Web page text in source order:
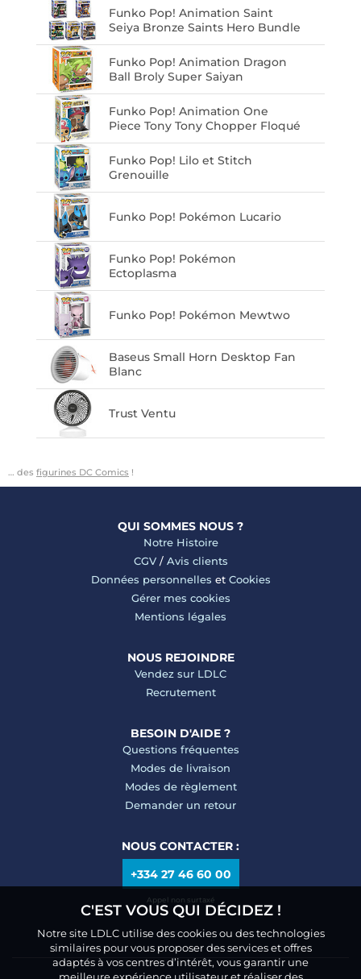
Funko Pop! Animation Saint
Seiya Bronze Saints Hero Bundle
Funko Pop! Animation Dragon
Ball Broly Super Saiyan
Funko Pop! Animation One
Piece Tony Tony Chopper Floqué
Funko Pop! Lilo et Stitch
Grenouille
Funko Pop! Pokémon Lucario
Funko Pop! Pokémon
Ectoplasma
Funko Pop! Pokémon Mewtwo
Baseus Small Horn Desktop Fan
Blanc
Trust Ventu
… des figurines DC Comics !
QUI SOMMES NOUS ?
Notre Histoire
CGV/ Avis clients
Données personnelles et Cookies
Gérer mes cookies
Mentions légales
NOUS REJOINDRE
Vendez sur LDLC
Recrutement
BESOIN D'AIDE ?
Questions fréquentes
Modes de livraison
Modes de règlement
Demander un retour
NOUS CONTACTER :
+334 27 46 60 00
Appel non surtaxé
C'EST VOUS QUI DÉCIDEZ !
Notre site LDLC utilise des cookies ou des technologies
similaires pour vous proposer des services et offres
adaptés à vos centres d’intérêt, vous garantir une